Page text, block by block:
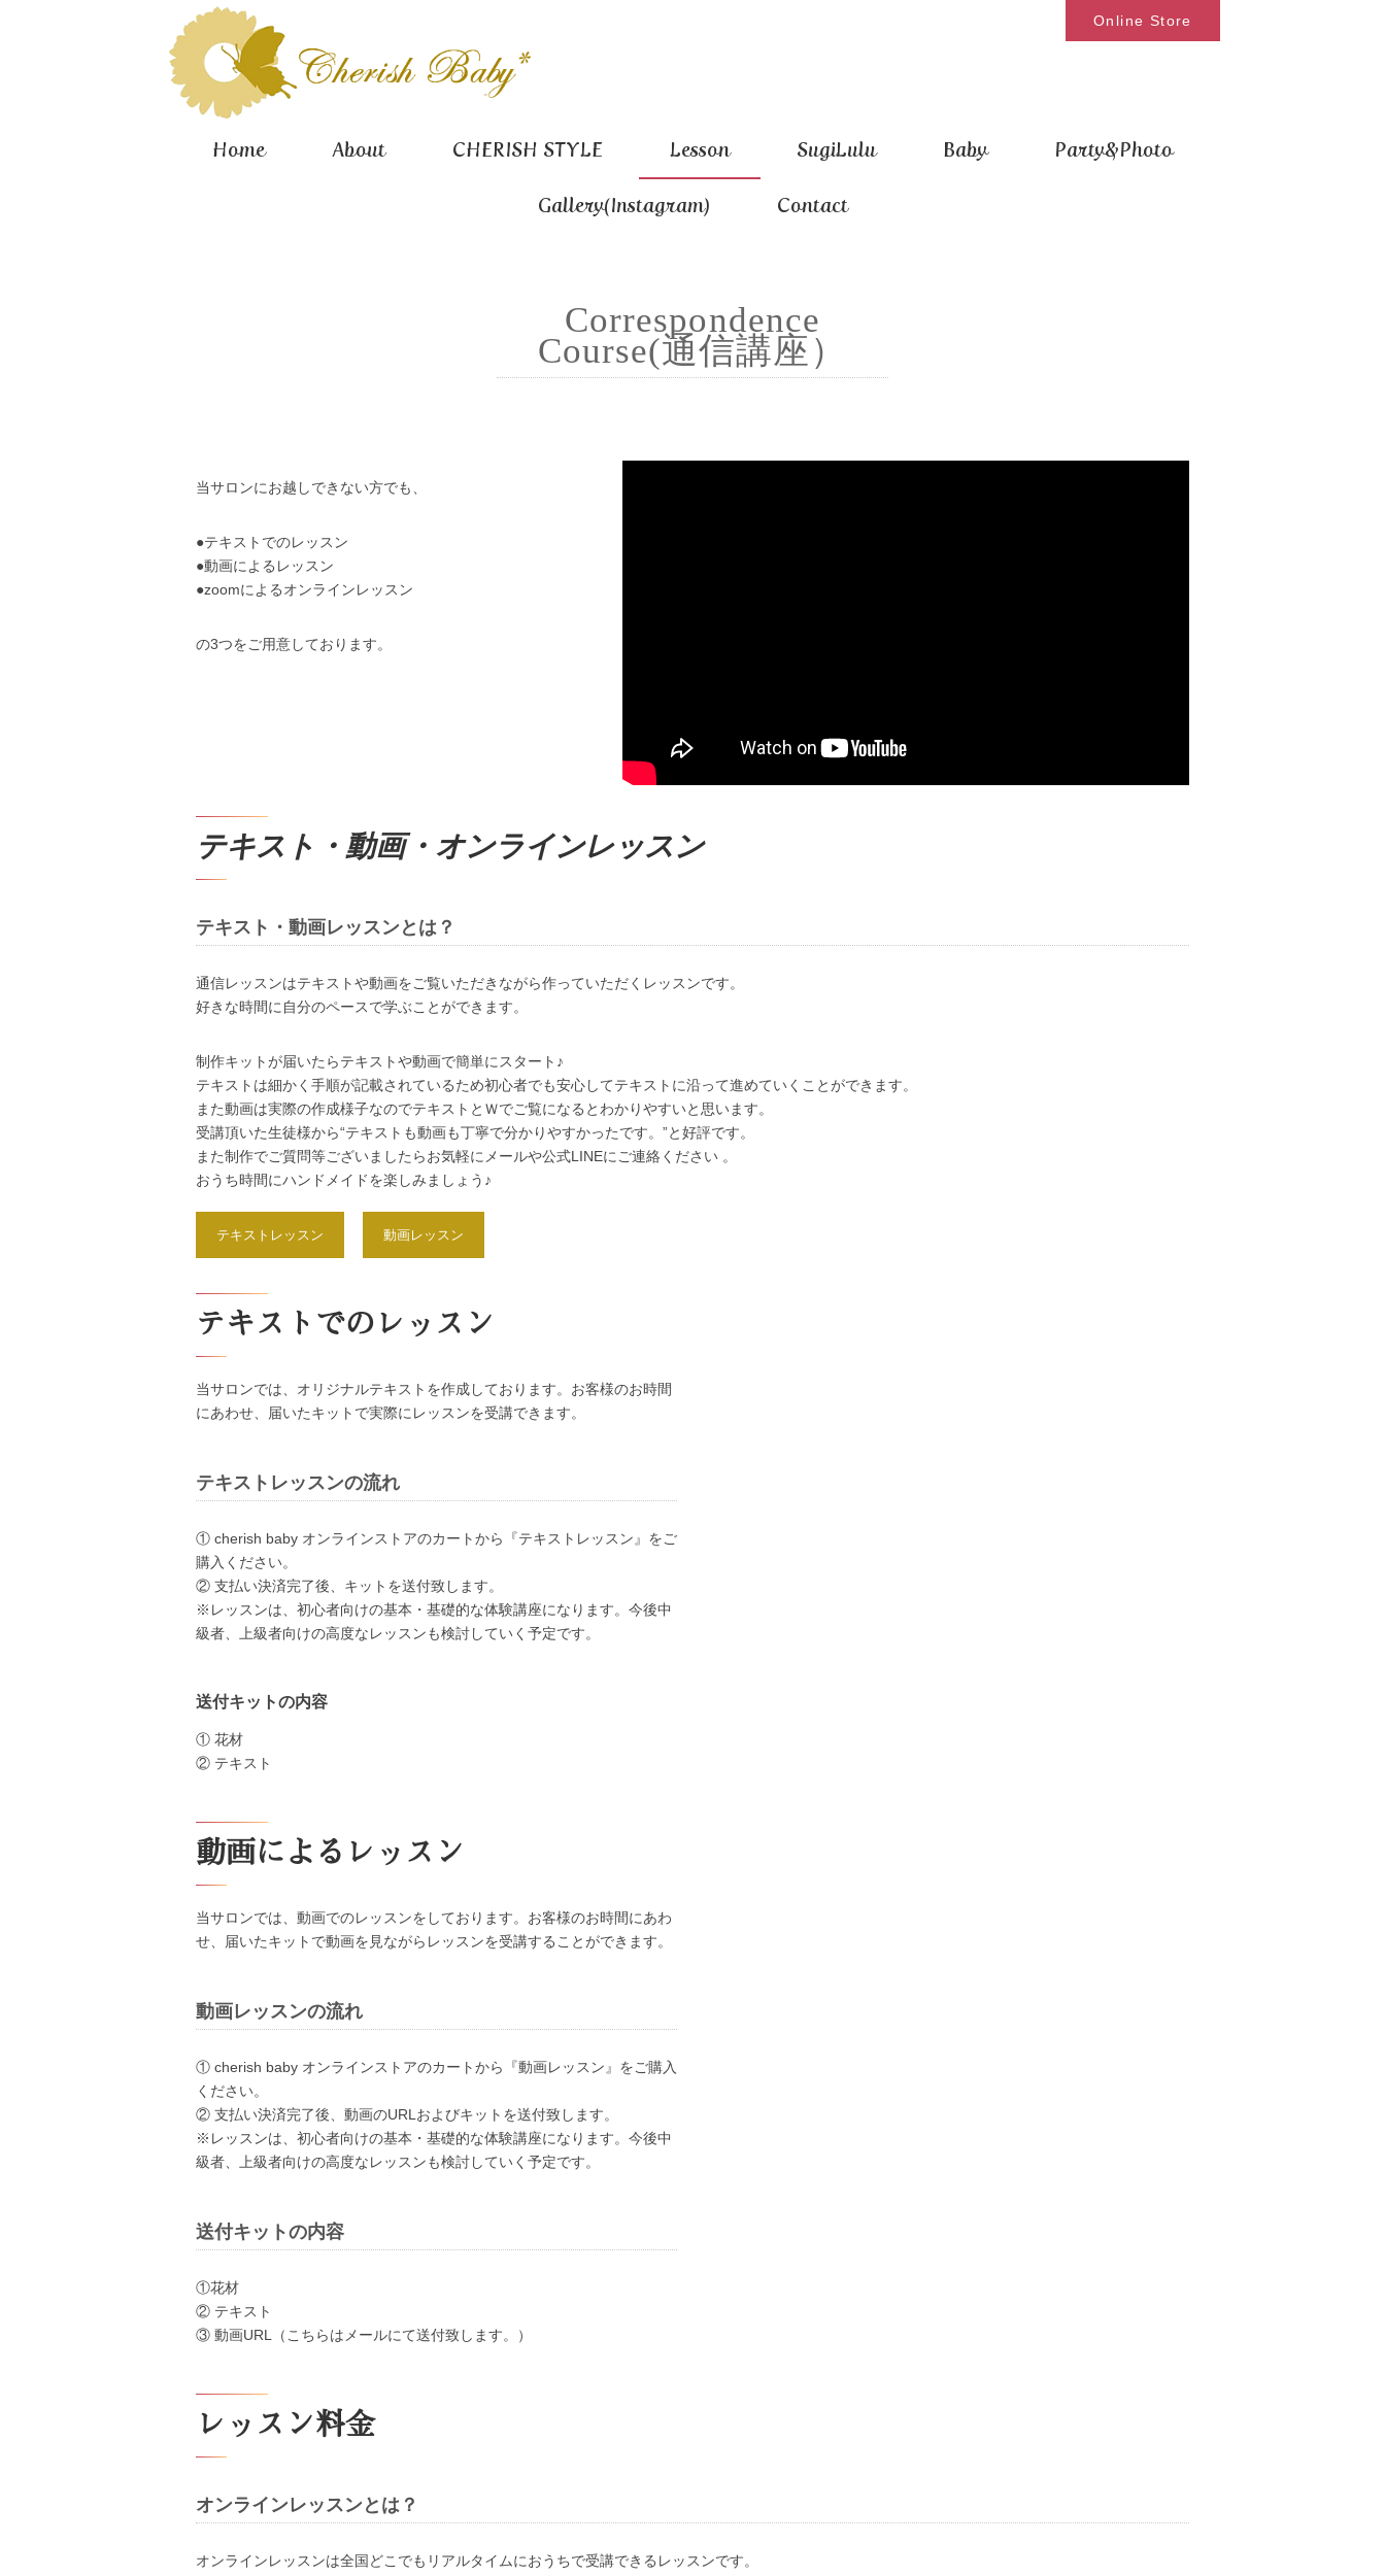
Online Store
Home About CHERISH STYLE Lesson SugiLulu Baby Party&Photo
Gallery(Instagram) Contact
Correspondence
Course(通信講座）
当サロンにお越しできない方でも、
●テキストでのレッスン
●動画によるレッスン
●zoomによるオンラインレッスン
の3つをご用意しております。
テキスト・動画・オンラインレッスン
テキスト・動画レッスンとは？
通信レッスンはテキストや動画をご覧いただきながら作っていただくレッスンです。
好きな時間に自分のペースで学ぶことができます。
制作キットが届いたらテキストや動画で簡単にスタート♪
テキストは細かく手順が記載されているため初心者でも安心してテキストに沿って進めていくことができます。
また動画は実際の作成様子なのでテキストとＷでご覧になるとわかりやすいと思います。
受講頂いた生徒様から“テキストも動画も丁寧で分かりやすかったです。”と好評です。
また制作でご質問等ございましたらお気軽にメールや公式LINEにご連絡ください 。
おうち時間にハンドメイドを楽しみましょう♪
テキストレッスン 動画レッスン
テキストでのレッスン
当サロンでは、オリジナルテキストを作成しております。お客様のお時間
にあわせ、届いたキットで実際にレッスンを受講できます。
テキストレッスンの流れ
① cherish baby オンラインストアのカートから『テキストレッスン』をご
購入ください。
② 支払い決済完了後、キットを送付致します。
※レッスンは、初心者向けの基本・基礎的な体験講座になります。今後中
級者、上級者向けの高度なレッスンも検討していく予定です。
送付キットの内容
① 花材
② テキスト
動画によるレッスン
当サロンでは、動画でのレッスンをしております。お客様のお時間にあわ
せ、届いたキットで動画を見ながらレッスンを受講することができます。
動画レッスンの流れ
① cherish baby オンラインストアのカートから『動画レッスン』をご購入
ください。
② 支払い決済完了後、動画のURLおよびキットを送付致します。
※レッスンは、初心者向けの基本・基礎的な体験講座になります。今後中
級者、上級者向けの高度なレッスンも検討していく予定です。
送付キットの内容
①花材
② テキスト
③ 動画URL（こちらはメールにて送付致します。）
レッスン料金
オンラインレッスンとは？
オンラインレッスンは全国どこでもリアルタイムにおうちで受講できるレッスンです。